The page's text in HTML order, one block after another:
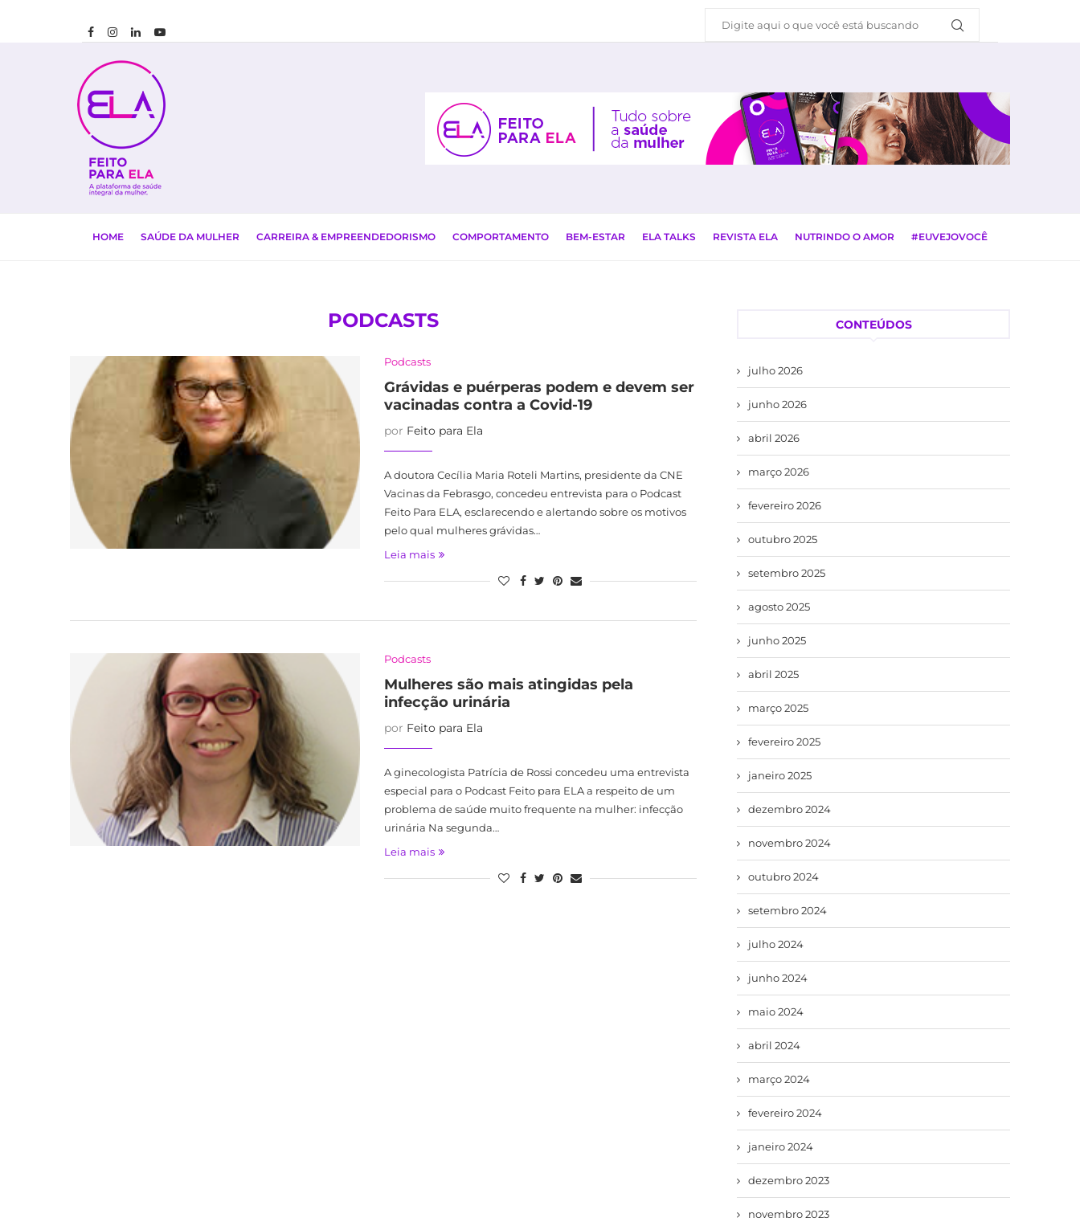
HOME SAÚDE DA MULHER CARREIRA & EMPREENDEDORISMO COMPORTAMENTO BEM-ESTAR ELA TALKS REVISTA ELA NUTRINDO O AMOR #EUVEJOVOCÊ
PODCASTS
Podcasts
Grávidas e puérperas podem e devem ser
vacinadas contra a Covid-19
por Feito para Ela
A doutora Cecília Maria Roteli Martins, presidente da CNE
Vacinas da Febrasgo, concedeu entrevista para o Podcast
Feito Para ELA, esclarecendo e alertando sobre os motivos
pelo qual mulheres grávidas…
Leia mais
Podcasts
Mulheres são mais atingidas pela
infecção urinária
por Feito para Ela
A ginecologista Patrícia de Rossi concedeu uma entrevista
especial para o Podcast Feito para ELA a respeito de um
problema de saúde muito frequente na mulher: infecção
urinária Na segunda…
Leia mais
CONTEÚDOS
julho 2026
junho 2026
abril 2026
março 2026
fevereiro 2026
outubro 2025
setembro 2025
agosto 2025
junho 2025
abril 2025
março 2025
fevereiro 2025
janeiro 2025
dezembro 2024
novembro 2024
outubro 2024
setembro 2024
julho 2024
junho 2024
maio 2024
abril 2024
março 2024
fevereiro 2024
janeiro 2024
dezembro 2023
novembro 2023